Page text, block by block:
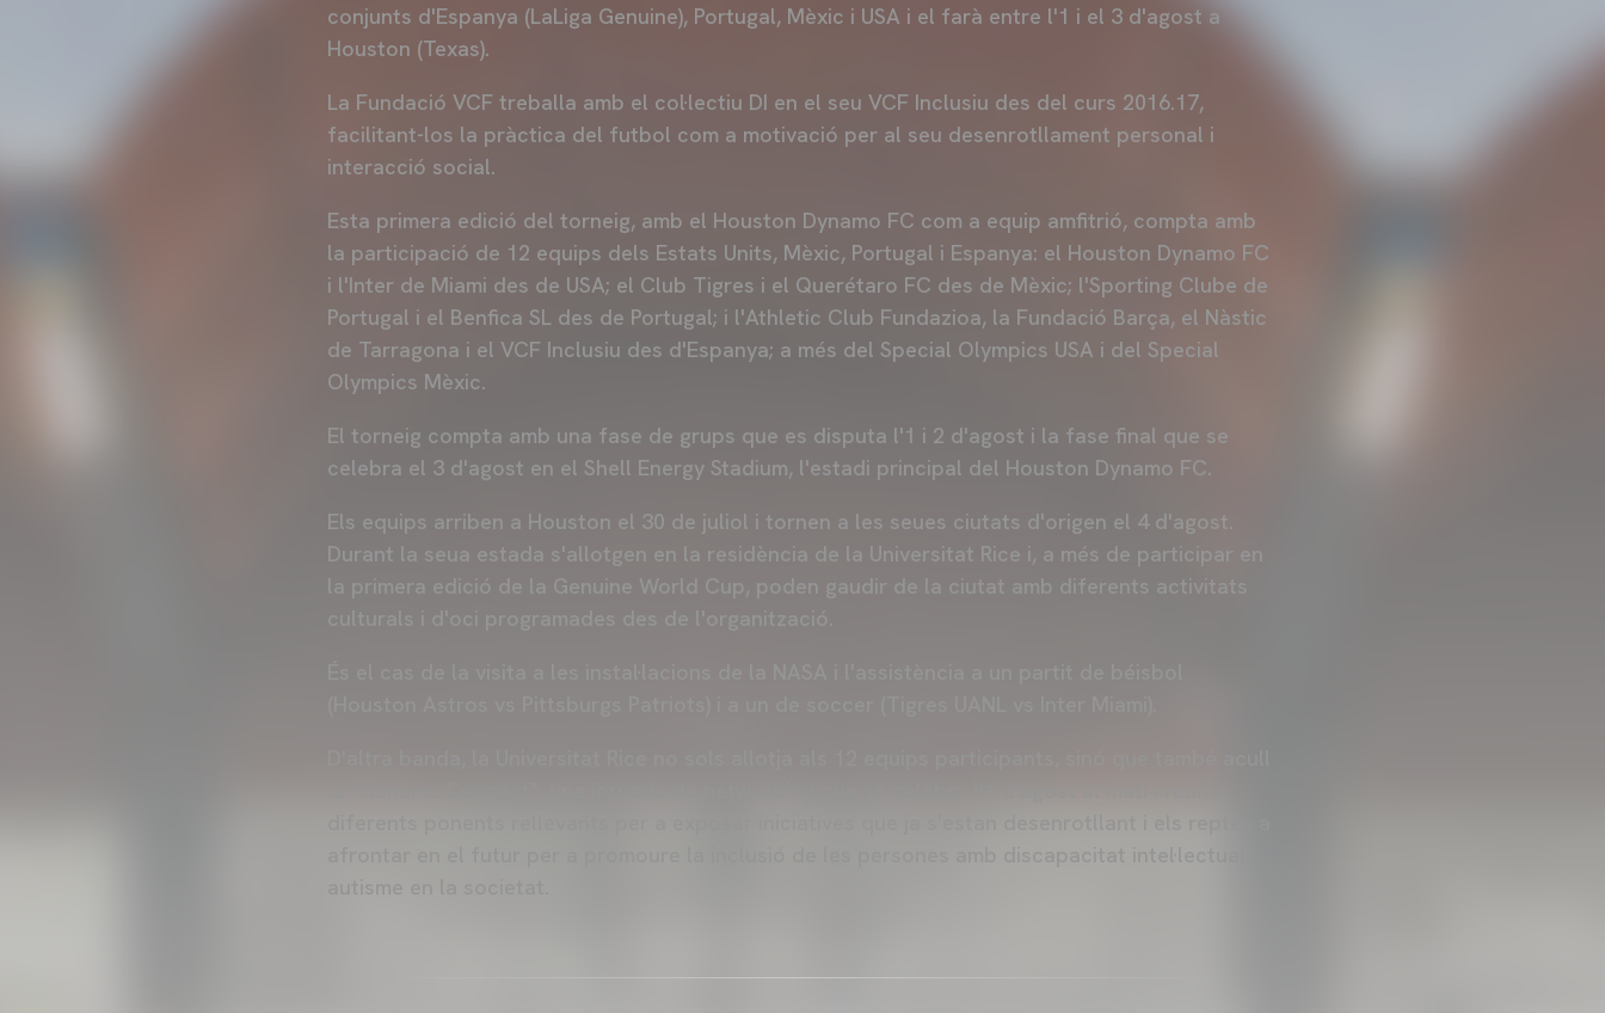
conjunts d'Espanya (LaLiga Genuine), Portugal, Mèxic i USA i el farà entre l'1 i el 3 d'agost a
Houston (Texas).
La Fundació VCF treballa amb el col·lectiu DI en el seu VCF Inclusiu des del curs 2016.17,
facilitant-los la pràctica del futbol com a motivació per al seu desenrotllament personal i
interacció social.
Esta primera edició del torneig, amb el Houston Dynamo FC com a equip amfitrió, compta amb
la participació de 12 equips dels Estats Units, Mèxic, Portugal i Espanya: el Houston Dynamo FC
i l'Inter de Miami des de USA; el Club Tigres i el Querétaro FC des de Mèxic; l'Sporting Clube de
Portugal i el Benfica SL des de Portugal; i l'Athletic Club Fundazioa, la Fundació Barça, el Nàstic
de Tarragona i el VCF Inclusiu des d'Espanya; a més del Special Olympics USA i del Special
Olympics Mèxic.
El torneig compta amb una fase de grups que es disputa l'1 i 2 d'agost i la fase final que se
celebra el 3 d'agost en el Shell Energy Stadium, l'estadi principal del Houston Dynamo FC.
Els equips arriben a Houston el 30 de juliol i tornen a les seues ciutats d'origen el 4 d'agost.
Durant la seua estada s'allotgen en la residència de la Universitat Rice i, a més de participar en
la primera edició de la Genuine World Cup, poden gaudir de la ciutat amb diferents activitats